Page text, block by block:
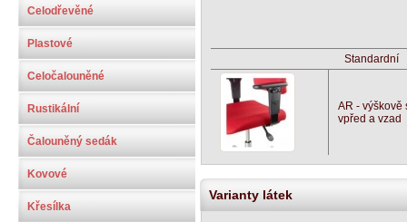
Celodřevěné
Plastové
Celočalouněné
Rustikální
Čalouněný sedák
Kovové
Křesílka
Standardní
AR - výškově
vpřed a vzad
Varianty látek